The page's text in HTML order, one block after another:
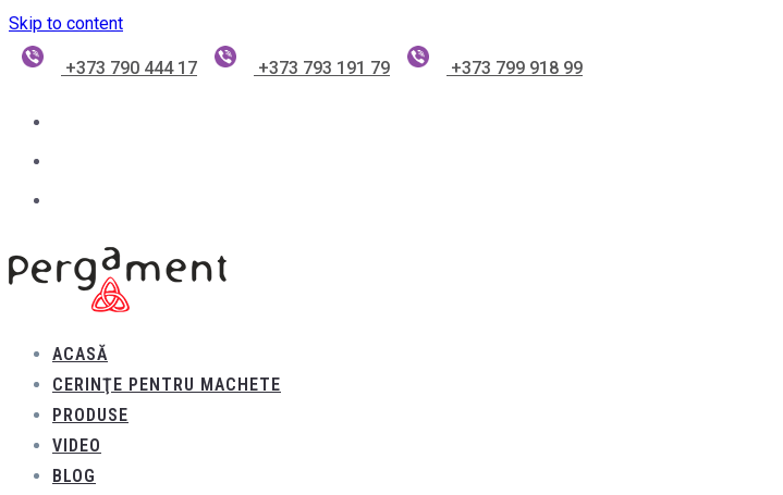
Skip to content
+373 790 444 17 +373 793 191 79 +373 799 918 99
ACASĂ
CERINŢE PENTRU MACHETE
PRODUSE
VIDEO
BLOG